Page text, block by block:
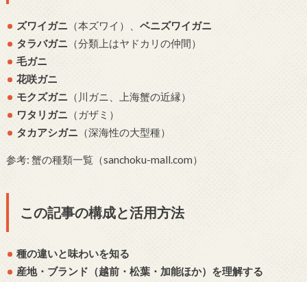
ズワイガニ （本ズワイ）、ベニズワイガニ
タラバガニ （分類上はヤドカリの仲間）
毛ガニ
花咲ガニ
モクズガニ （川ガニ、上海蟹の近縁）
ワタリガニ （ガザミ）
タカアシガニ （深海性の大型種）
参考: 蟹の種類一覧（sanchoku-mall.com）
この記事の構成と活用方法
種の違いと味わいを知る
産地・ブランド（越前・松葉・加能ほか）を理解する